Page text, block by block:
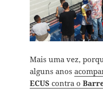
Mais uma vez,
alguns anos
ECUS contra o